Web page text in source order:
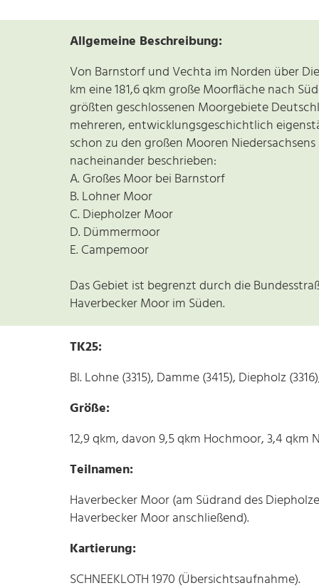
Allgemeine Beschreibung:
Von Barnstorf und Vechta im Norden über
km eine 181,6 qkm große Moorfläche nach
größten geschlossenen Moorgebiete
mehreren, entwicklungsgeschichtlich
schon zu den großen Mooren
nacheinander beschrieben:
A. Großes Moor bei Barnstorf
B. Lohner Moor
C. Diepholzer Moor
D. Dümmermoor
E. Campemoor
Das Gebiet ist begrenzt durch die
Haverbecker Moor im Süden.
TK25:
Bl. Lohne (3315), Damme (3415), Diepholz
Größe:
12,9 qkm, davon 9,5 qkm Hochmoor, 3,4 qkm
Teilnamen:
Haverbecker Moor (am Südrand des
Haverbecker Moor anschließend).
Kartierung:
SCHNEEKLOTH 1970 (Übersichtsaufnahme).